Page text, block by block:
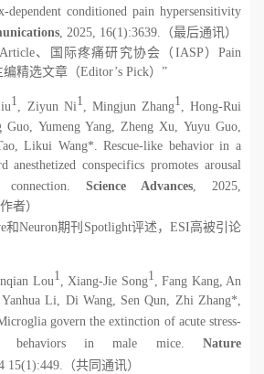
conditioned pain hypersensitivity
, 2025, 16(1):3639. （最后通讯）
、国际疼痛研究协会（ IASP ）Pain
编精选文章（Editor’s Pick）”
1 , Ziyun Ni1 , Mingjun Zhang1 , Hong-Rui
Yumeng Yang, Zheng Xu, Yuyu Guo,
Likui Wang*. Rescue-like behavior in a
anesthetized conspecifics promotes arousal
Science Advances , 2025,
者）
和Neuron期刊 Spotlight评述， ESI高被引论
Lou1 , Xiang-Jie Song1 , Fang Kang, An
Li, Di Wang, Sen Qun, Zhi Zhang*,
govern the extinction of acute stress-
behaviors in male mice. Nature
15(1):449.
（共同通讯）